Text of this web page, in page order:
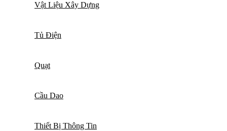
Vật Liệu Xây Dựng
Tủ Điện
Quạt
Cầu Dao
Thiết Bị Thông Tin